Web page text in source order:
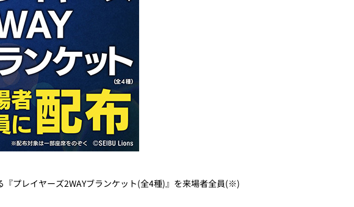
プレイヤーズ2WAYブランケット(全4種)』を来場者全員(※)